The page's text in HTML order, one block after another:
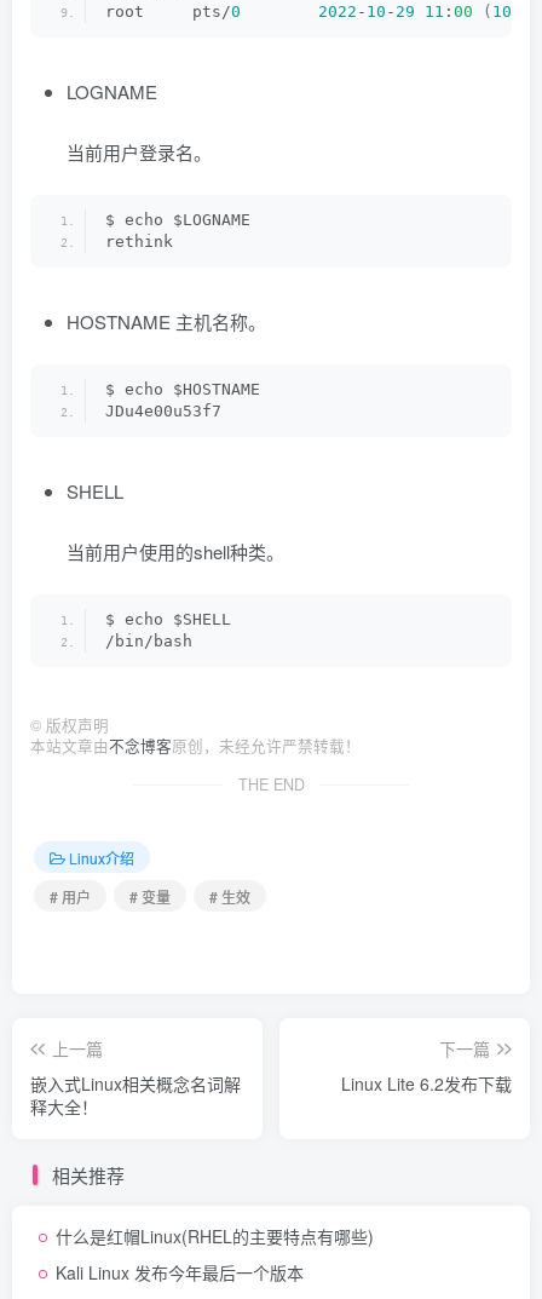
root     pts/0 2022 - 10 - 29 11 : 00 (
LOGNAME
当前用户登录名。
$ echo $LOGNAME
rethink
HOSTNAME 主机名称。
$ echo $HOSTNAME
JDu4e00u53f7
SHELL
当前用户使用的shell种类。
$ echo $SHELL
/bin/bash
© 版权声明
本站文章由不念博客原创，未经允许严禁转载！
THE END
Linux介绍
# 用户
# 变量 # 生效
上一篇
嵌入式Linux相关概念名词解
释大全！
下一篇
Linux Lite 6.2发布下载
相关推荐
什么是红帽Linux(RHEL的主要特点有哪些)
Kali Linux 发布今年最后一个版本